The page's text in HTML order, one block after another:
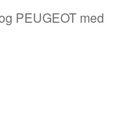
PEUGEOT med